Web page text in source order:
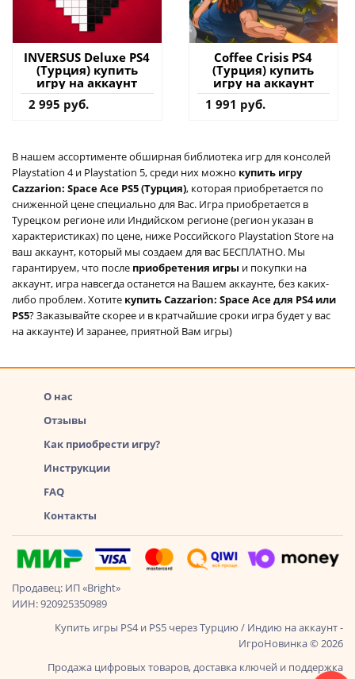
INVERSUS Deluxe PS4
(Турция) купить
игру на аккаунт
2 995 руб.
Coffee Crisis PS4
(Турция) купить
игру на аккаунт
1 991 руб.
В нашем ассортименте обширная библиотека игр для консолей
Playstation 4 и Playstation 5, среди них можно купить игру
Cazzarion: Space Ace PS5 (Турция), которая приобретается по
сниженной цене специально для Вас. Игра приобретается в
Турецком регионе или Индийском регионе (регион указан в
характеристиках) по цене, ниже Российского Playstation Store на
ваш аккаунт, который мы создаем для вас БЕСПЛАТНО. Мы
гарантируем, что после приобретения игры и покупки на
аккаунт, игра навсегда останется на Вашем аккаунте, без каких-
либо проблем. Хотите купить Cazzarion: Space Ace для PS4 или
PS5? Заказывайте скорее и в кратчайшие сроки игра будет у вас
на аккаунте) И заранее, приятной Вам игры)
О нас
Отзывы
Как приобрести игру?
Инструкции
FAQ
Контакты
Продавец: ИП «Bright»
ИИН: 920925350989
Купить игры PS4 и PS5 через Турцию / Индию на аккаунт -
ИгроНовинка © 2026
Продажа цифровых товаров, доставка ключей и поддержка